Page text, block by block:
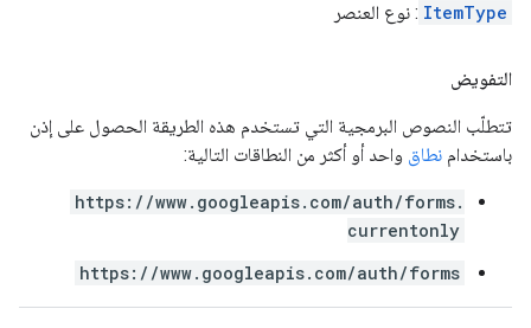
ItemType : نوع العنصر
التفويض
تتطلّب النصوص البرمجية التي تستخدم هذه الطريقة الحصول على إذن
باستخدام نطاق واحد أو أكثر من النطاقات التالية:
https://www.googleapis.com/auth/forms.
currentonly
https://www.googleapis.com/auth/forms